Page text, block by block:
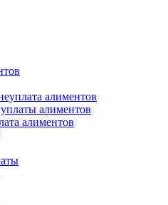
алиментов
алиментов
алиментов